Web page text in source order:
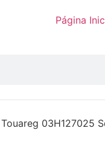
Página
03H127025